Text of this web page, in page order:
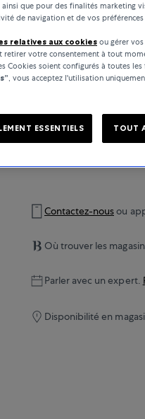
DÉTAILS DU PRODUIT
SPÉCIFICATIONS
Contactez-nousou
Où trouver les
Parler avec un expert.
Disponibilité en
que pour des finalités marketing
de navigation et de vos
relatives aux cookies ou gérer
retirer votre consentement à tout
Cookies soient configurés à toutes les
, vous acceptez l'utilisation
ESSENTIELS TOUT